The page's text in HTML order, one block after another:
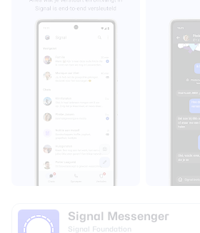
Signal Messenger
Signal Foundation